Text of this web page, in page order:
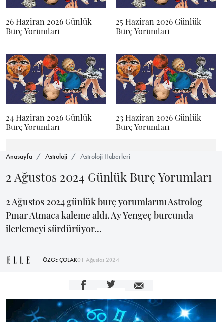
26 Haziran 2026 Günlük
Burç Yorumları
25 Haziran 2026 Günlük
Burç Yorumları
24 Haziran 2026 Günlük
Burç Yorumları
23 Haziran 2026 Günlük
Burç Yorumları
Anasayfa Astroloji Astroloji Haberleri
2 Ağustos 2024 Günlük Burç Yorumları
2 Ağustos 2024 günlük burç yorumlarını Astrolog
Pınar Atmaca kaleme aldı. Ay Yengeç burcunda
ilerlemeyi sürdürüyor...
ÖZGE ÇOLAK01 Ağustos 2024